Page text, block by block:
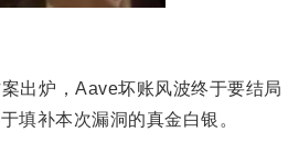
出炉，Aave坏账风波终于要结局
填补本次漏洞的真金白银。